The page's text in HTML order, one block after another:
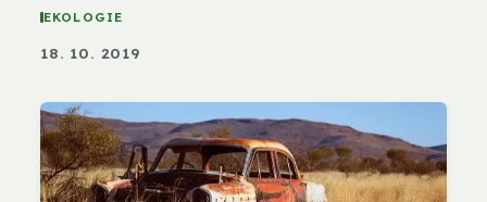
EKOLOGIE
18. 10. 2019